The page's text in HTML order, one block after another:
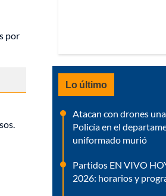
por
Lo último
Atacan con drones
Policía en el
uniformado murió
Partidos EN VIVO
2026: horarios y